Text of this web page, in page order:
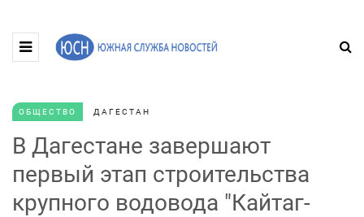
ОБЩЕСТВО ДАГЕСТАН
В Дагестане завершают
первый этап строительства
крупного водовода "Кайтаг-